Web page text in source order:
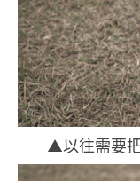
▲以往需要